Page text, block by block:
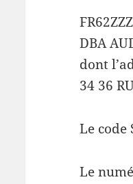
DBA
dont
34 36
Le code
Le